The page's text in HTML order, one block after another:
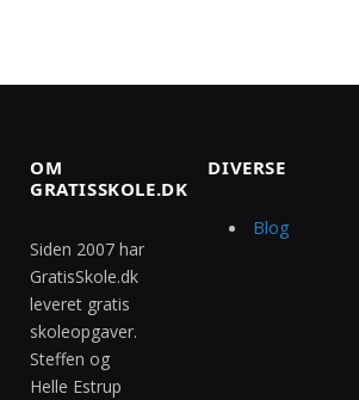
OM
GRATISSKOLE.DK
Siden 2007 har
GratisSkole.dk
leveret gratis
skoleopgaver.
Steffen og
Helle Estrup
DIVERSE
Blog